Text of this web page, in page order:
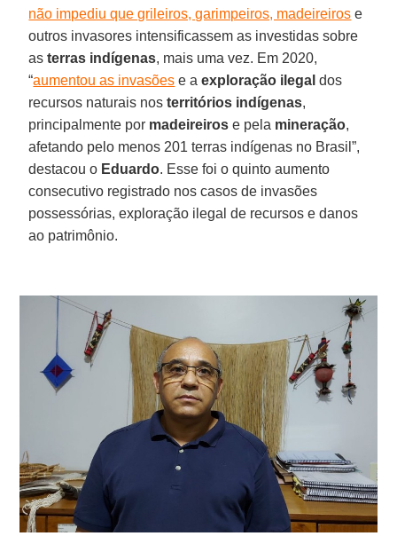
não impediu que grileiros, garimpeiros, madeireiros e
outros invasores intensificassem as investidas sobre
asterras indígenas, mais uma vez. Em 2020,
“aumentou as invasões e aexploração ilegal dos
recursos naturais nosterritórios indígenas,
principalmente por madeireiros e pela mineração,
afetando pelo menos 201 terras indígenas no Brasil”,
destacou o Eduardo. Esse foi o quinto aumento
consecutivo registrado nos casos de invasões
possessórias, exploração ilegal de recursos e danos
ao patrimônio.